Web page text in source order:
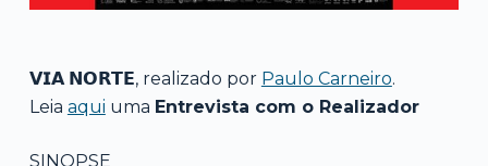
𝗩𝗜𝗔 𝗡𝗢𝗥𝗧𝗘, realizado por Paulo Carneiro.
Leia aqui uma Entrevista com o Realizador
SINOPSE